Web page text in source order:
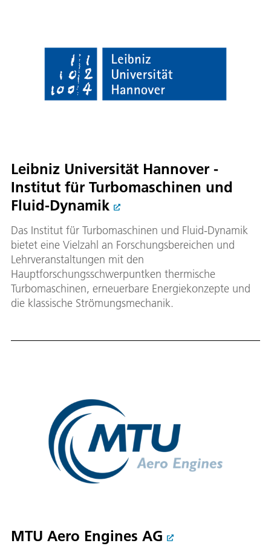
Leibniz Universität Hannover -
Institut für Turbomaschinen und
Fluid-Dynamik
Das Institut für Turbomaschinen und Fluid-Dynamik
bietet eine Vielzahl an Forschungsbereichen und
Lehrveranstaltungen mit den
Hauptforschungsschwerpuntken thermische
Turbomaschinen, erneuerbare Energiekonzepte und
die klassische Strömungsmechanik.
MTU Aero Engines AG